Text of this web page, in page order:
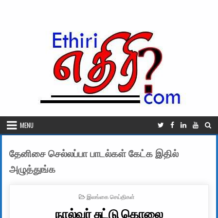
MENU
தேனிசை செல்லப்பா பாடல்கள் கேட்க இதில்
அழுத்துங்க
POSTED IN
இலங்கை செய்திகள்
நால்வர் சுட்டு கொலை